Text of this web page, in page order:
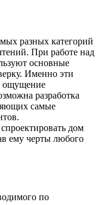
разных категорий
При работе над
основные
Именно эти
ощущение
разработка
самые
дом
ему черты любого
по